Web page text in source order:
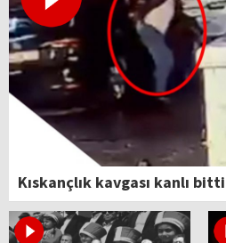
Kıskançlık kavgası kanlı bitti